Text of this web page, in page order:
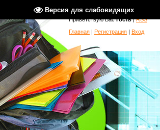
Версия для слабовидящих
Приветствую Вас Гость|RSS
Главная | Регистрация | Вход